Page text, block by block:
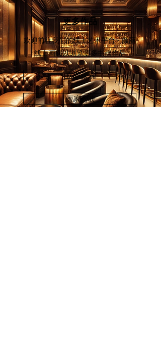
更多作品
欢迎前往我们的线上艺术平台 - 颜丽
线上画廊以浏览更多书画作品
立即探索
画家列表